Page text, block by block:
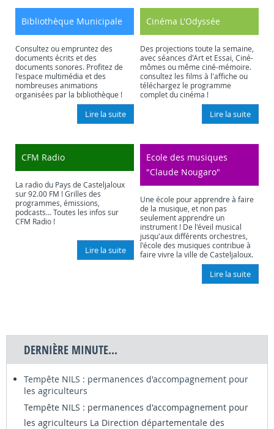
Bibliothèque Municipale
Consultez ou empruntez des
documents écrits et des
documents sonores. Profitez de
l'espace multimédia et des
nombreuses animations
organisées par la bibliothèque !
Lire la suite
Cinéma L'Odyssée
Des projections toute la semaine,
avec séances d'Art et Essai, Ciné-
mômes ou même ciné-mémoire.
consultez les films à l'affiche ou
téléchargez le programme
complet du cinéma !
Lire la suite
CFM Radio
La radio du Pays de Casteljaloux
sur 92.00 FM ! Grilles des
programmes, émissions,
podcasts... Toutes les infos sur
CFM Radio !
Lire la suite
Ecole des musiques
"Claude Nougaro"
Une école pour apprendre à faire
de la musique, et non pas
seulement apprendre un
instrument ! De l'éveil musical
jusqu'aux différents orchestres,
l'école des musiques contribue à
faire vivre la ville de Casteljaloux.
Lire la suite
DERNIÈRE MINUTE...
Tempête NILS : permanences d'accompagnement pour
les agriculteurs
Tempête NILS : permanences d'accompagnement pour
les agriculteurs La Direction départementale des